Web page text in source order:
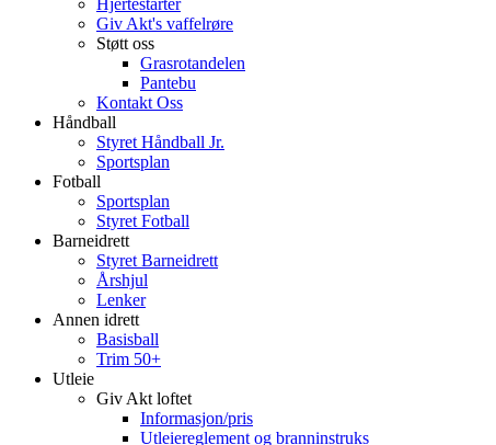
Hjertestarter
Giv Akt's vaffelrøre
Støtt oss
Grasrotandelen
Pantebu
Kontakt Oss
Håndball
Styret Håndball Jr.
Sportsplan
Fotball
Sportsplan
Styret Fotball
Barneidrett
Styret Barneidrett
Årshjul
Lenker
Annen idrett
Basisball
Trim 50+
Utleie
Giv Akt loftet
Informasjon/pris
Utleiereglement og branninstruks